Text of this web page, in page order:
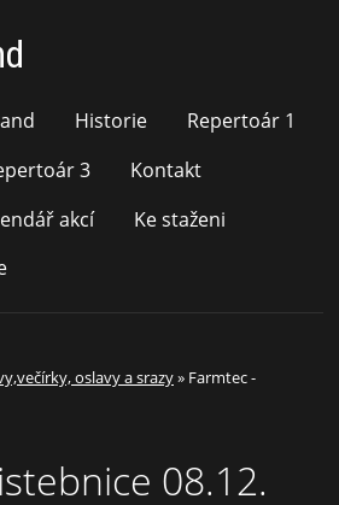
Historie
Repertoár 1
3
Kontakt
akcí
Ke staženi
oslavy a srazy» Farmtec -
08.12.